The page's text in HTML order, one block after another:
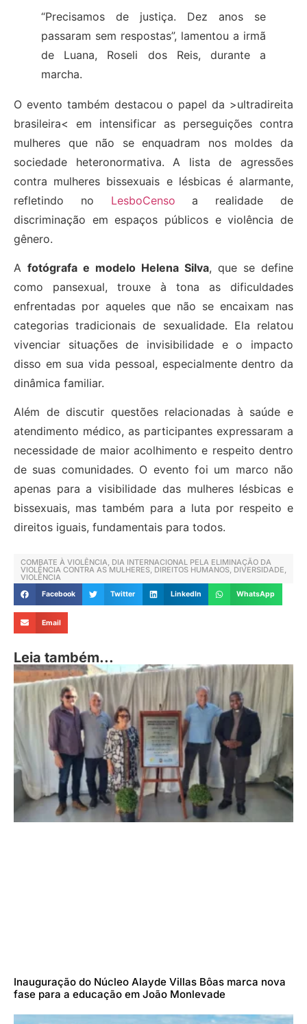
“Precisamos de justiça. Dez anos se
passaram sem respostas”, lamentou a irmã
de Luana, Roseli dos Reis, durante a
marcha.
O evento também destacou o papel da >ultradireita
brasileira< em intensificar as perseguições contra
mulheres que não se enquadram nos moldes da
sociedade heteronormativa. A lista de agressões
contra mulheres bissexuais e lésbicas é alarmante,
refletindo no LesboCenso a realidade de
discriminação em espaços públicos e violência de
gênero.
A fotógrafa e modelo Helena Silva, que se define
como pansexual, trouxe à tona as dificuldades
enfrentadas por aqueles que não se encaixam nas
categorias tradicionais de sexualidade. Ela relatou
vivenciar situações de invisibilidade e o impacto
disso em sua vida pessoal, especialmente dentro da
dinâmica familiar.
Além de discutir questões relacionadas à saúde e
atendimento médico, as participantes expressaram a
necessidade de maior acolhimento e respeito dentro
de suas comunidades. O evento foi um marco não
apenas para a visibilidade das mulheres lésbicas e
bissexuais, mas também para a luta por respeito e
direitos iguais, fundamentais para todos.
COMBATE À VIOLÊNCIA, DIA INTERNACIONAL PELA ELIMINAÇÃO DA
VIOLÊNCIA CONTRA AS MULHERES, DIREITOS HUMANOS, DIVERSIDADE,
VIOLÊNCIA
Facebook Twitter LinkedIn WhatsApp
Email
Leia também...
Inauguração do Núcleo Alayde Villas Bôas marca nova
fase para a educação em João Monlevade